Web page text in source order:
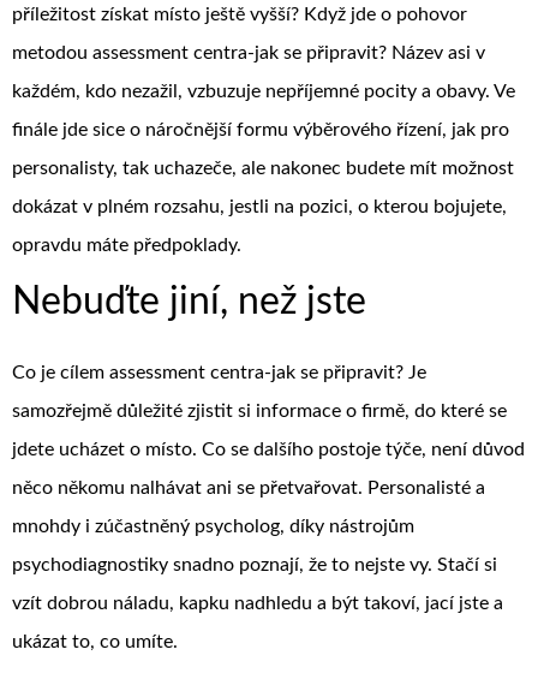
příležitost získat místo ještě vyšší? Když jde o pohovor
metodou assessment centra-jak se připravit? Název asi v
každém, kdo nezažil, vzbuzuje nepříjemné pocity a obavy. Ve
finále jde sice o náročnější formu výběrového řízení, jak pro
personalisty, tak uchazeče, ale nakonec budete mít možnost
dokázat v plném rozsahu, jestli na pozici, o kterou bojujete,
opravdu máte předpoklady.
Nebuďte jiní, než jste
Co je cílem assessment centra-jak se připravit? Je
samozřejmě důležité zjistit si informace o firmě, do které se
jdete ucházet o místo. Co se dalšího postoje týče, není důvod
něco někomu nalhávat ani se přetvařovat. Personalisté a
mnohdy i zúčastněný psycholog, díky nástrojům
psychodiagnostiky snadno poznají, že to nejste vy. Stačí si
vzít dobrou náladu, kapku nadhledu a být takoví, jací jste a
ukázat to, co umíte.